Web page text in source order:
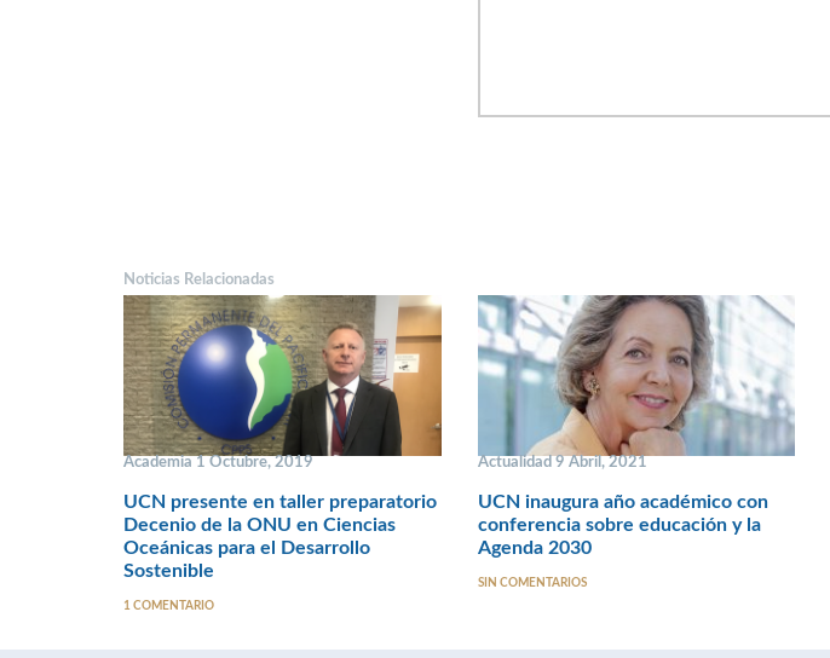
Noticias Relacionadas
Academia 1 Octubre, 2019
UCN presente en taller preparatorio
Decenio de la ONU en Ciencias
Oceánicas para el Desarrollo
Sostenible
1 COMENTARIO
Actualidad 9 Abril, 2021
UCN inaugura año académico con
conferencia sobre educación y la
Agenda 2030
SIN COMENTARIOS